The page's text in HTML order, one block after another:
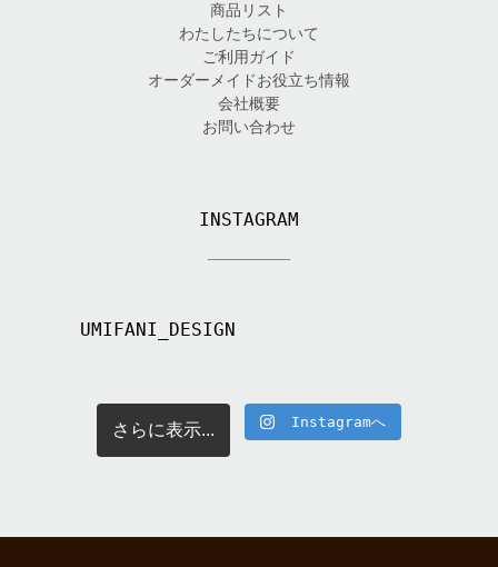
商品リスト
わたしたちについて
ご利用ガイド
オーダーメイドお役立ち情報
会社概要
お問い合わせ
INSTAGRAM
UMIFANI_DESIGN
さらに表示... Instagramへ